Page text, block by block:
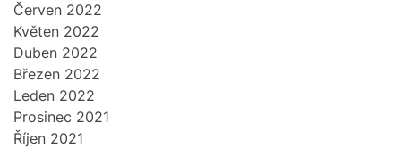
Červen 2022
Květen 2022
Duben 2022
Březen 2022
Leden 2022
Prosinec 2021
Říjen 2021